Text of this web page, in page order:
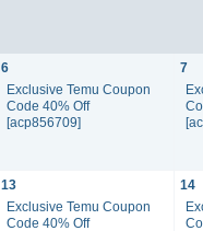
6
Exclusive Temu Coupon
Code 40% Off
[acp856709]
7
13
Exclusive Temu Coupon
Code 40% Off
14